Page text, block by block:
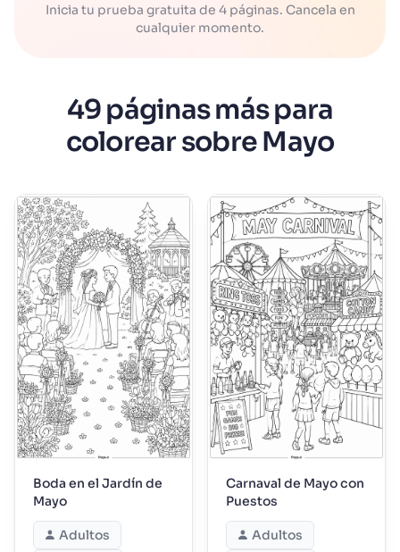
Inicia tu prueba gratuita de 4 páginas. Cancela en
cualquier momento.
49 páginas más para
colorear sobre Mayo
Boda en el Jardín de
Mayo
Adultos
Carnaval de Mayo con
Puestos
Adultos